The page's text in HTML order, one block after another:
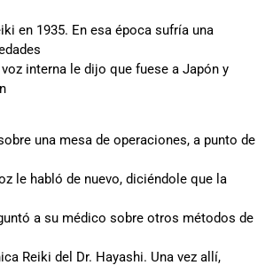
en 1935. En esa época sufría una
interna le dijo que fuese a Japón y
una mesa de operaciones, a punto de
le habló de nuevo, diciéndole que la
a su médico sobre otros métodos de
Reiki del Dr. Hayashi. Una vez allí,